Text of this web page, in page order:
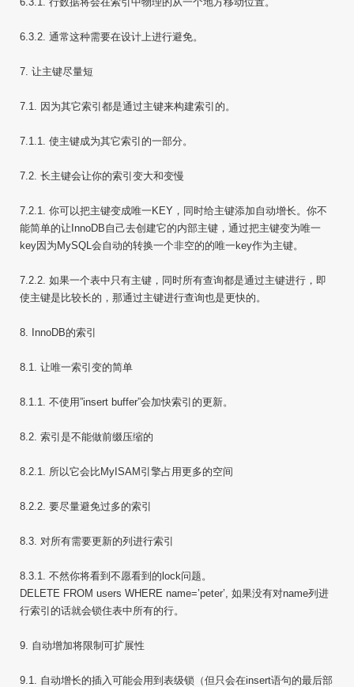
6.3.2. 通常这种需要在设计上进行避免。
7. 让主键尽量短
7.1. 因为其它索引都是通过主键来构建索引的。
7.1.1. 使主键成为其它索引的一部分。
7.2. 长主键会让你的索引变大和变慢
7.2.1. 你可以把主键变成唯一KEY，同时给主键添加自动增长。你不
能简单的让InnoDB自己去创建它的内部主键，通过把主键变为唯一
key因为MySQL会自动的转换一个非空的的唯一key作为主键。
7.2.2. 如果一个表中只有主键，同时所有查询都是通过主键进行，即
使主键是比较长的，那通过主键进行查询也是更快的。
8. InnoDB的索引
8.1. 让唯一索引变的简单
8.1.1. 不使用”insert buffer”会加快索引的更新。
8.2. 索引是不能做前缀压缩的
8.2.1. 所以它会比MyISAM引擎占用更多的空间
8.2.2. 要尽量避免过多的索引
8.3. 对所有需要更新的列进行索引
8.3.1. 不然你将看到不愿看到的lock问题。
DELETE FROM users WHERE name=’peter’, 如果没有对name列进
行索引的话就会锁住表中所有的行。
9. 自动增加将限制可扩展性
9.1. 自动增长的插入可能会用到表级锁（但只会在insert语句的最后部